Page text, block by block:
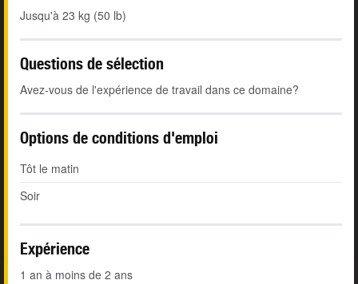
Jusqu'à 23 kg (50 lb)
Questions de sélection
Avez-vous de l'expérience de travail dans ce domaine?
Options de conditions d'emploi
Tôt le matin
Soir
Expérience
1 an à moins de 2 ans